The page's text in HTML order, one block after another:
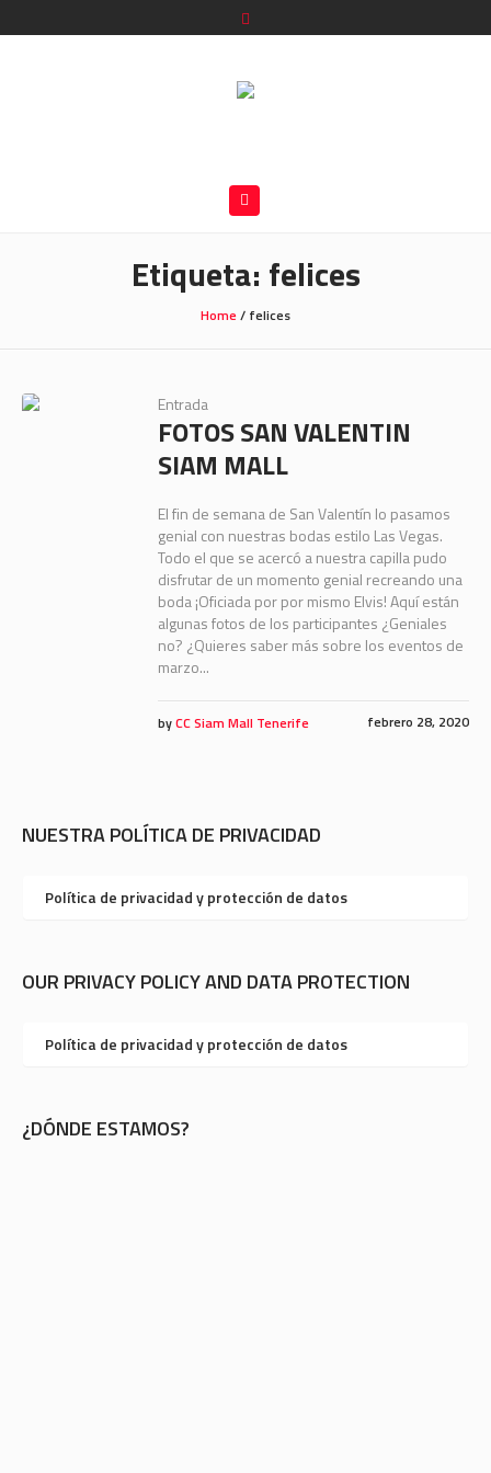
Etiqueta: felices
Home/ felices
Entrada
FOTOS SAN VALENTIN
SIAM MALL
El fin de semana de San Valentín lo pasamos
genial con nuestras bodas estilo Las Vegas.
Todo el que se acercó a nuestra capilla pudo
disfrutar de un momento genial recreando una
boda ¡Oficiada por por mismo Elvis! Aquí están
algunas fotos de los participantes ¿Geniales
no? ¿Quieres saber más sobre los eventos de
marzo...
febrero 28, 2020
byCC Siam Mall Tenerife
NUESTRA POLÍTICA DE PRIVACIDAD
Política de privacidad y protección de datos
OUR PRIVACY POLICY AND DATA PROTECTION
Política de privacidad y protección de datos
¿DÓNDE ESTAMOS?